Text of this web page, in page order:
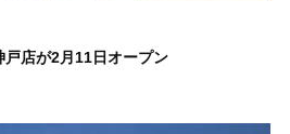
戸店が2月11日オープン